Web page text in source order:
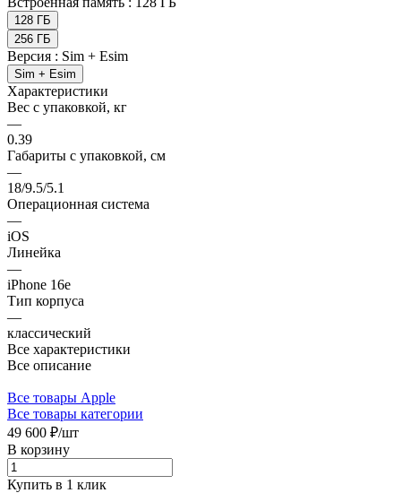
128 ГБ
256 ГБ
Версия : Sim + Esim
Sim + Esim
Характеристики
Вес с упаковкой, кг
—
0.39
Габариты с упаковкой, см
—
18/9.5/5.1
Операционная система
—
iOS
Линейка
—
iPhone 16e
Тип корпуса
—
классический
Все характеристики
Все описание
Все товары Apple
Все товары категории
49 600 ₽/шт
В корзину
Купить в 1 клик